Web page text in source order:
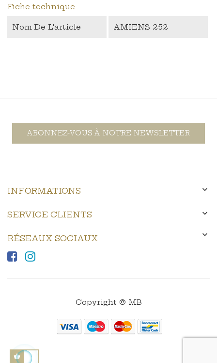
Fiche technique
Nom De L'article AMIENS 252
ABONNEZ-VOUS À NOTRE NEWSLETTER
INFORMATIONS 
SERVICE CLIENTS 
RÉSEAUX SOCIAUX 
Copyright © MB